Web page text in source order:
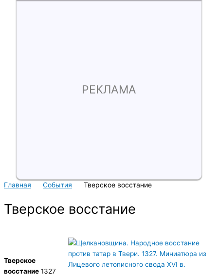
РЕКЛАМА
Главная События Тверское восстание
Тверское восстание
Тверское
восстание 1327